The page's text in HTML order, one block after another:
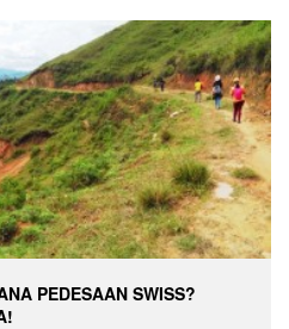
PEDESAAN SWISS?